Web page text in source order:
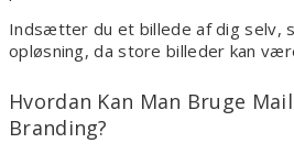
Indsætter du et billede af dig selv,
opløsning, da store billeder kan
Hvordan Kan Man Bruge
Branding?